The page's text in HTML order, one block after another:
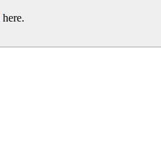
here.